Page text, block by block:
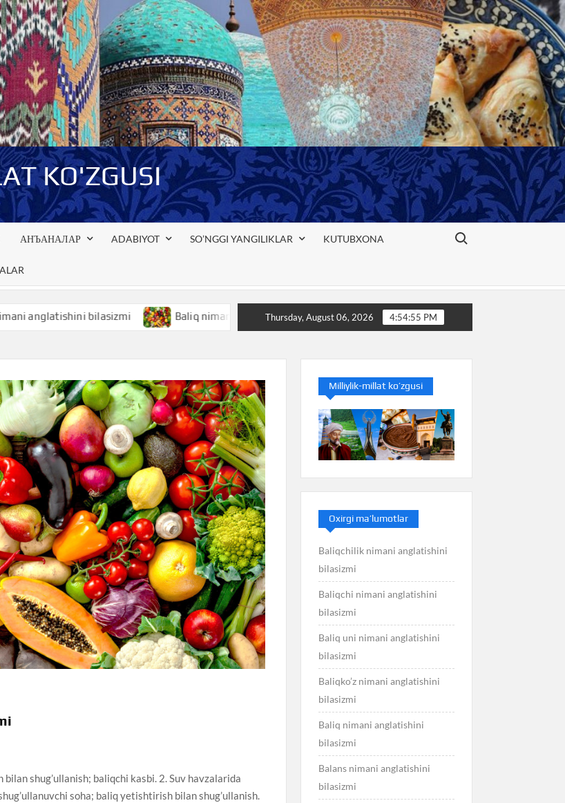
KO'ZGUSI
АНЪАНАЛАР ADABIYOT SO’NGGI YANGILIKLAR KUTUBXONA
Search for:
bilasizmi Baliq nimani anglatishini bilasizmi Balans nimani anglatishini bilasizmi
Thursday, August 06, 2026 4:54:56 PM
shug’ullanish; baliqchi kasbi. 2. Suv havzalarida
soha; baliq yetishtirish bilan shug’ullanish.
Milliylik-millat ko’zgusi
Oxirgi ma’lumotlar
Baliqchilik nimani anglatishini
bilasizmi
Baliqchi nimani anglatishini
bilasizmi
Baliq uni nimani anglatishini
bilasizmi
Baliqko’z nimani anglatishini
bilasizmi
Baliq nimani anglatishini
bilasizmi
Balans nimani anglatishini
bilasizmi